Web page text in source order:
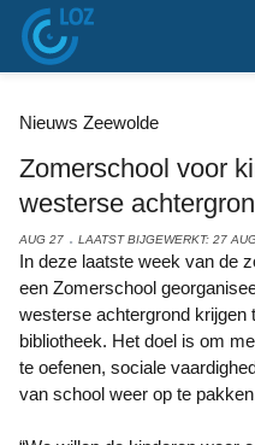
Nieuws Zeewolde
Zomerschool voor
westerse
AUG 27 LAATST BIJGEWERKT: 27
In deze laatste week van de zomervakantie wordt in Zeewolde
een Zomerschool
westerse achtergrond krijgen
bibliotheek. Het doel is om
te oefenen, sociale
van school weer op te